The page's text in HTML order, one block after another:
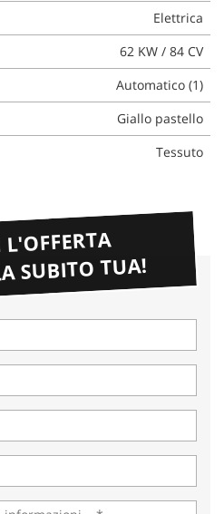
Elettrica
62 KW / 84 CV
Automatico (1)
Giallo pastello
Tessuto
SUBITO TUA!